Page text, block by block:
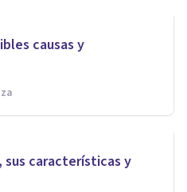
causas y
sus características y